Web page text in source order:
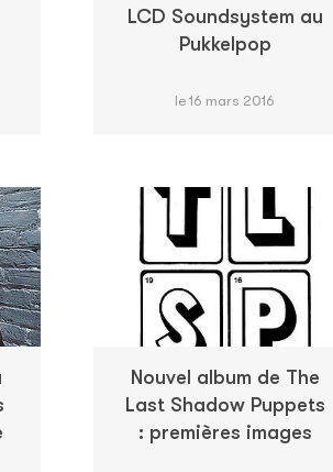
LCD Soundsystem au
Pukkelpop
le 16 mars 2016
Nouvel album de The
Last Shadow Puppets
: premières images